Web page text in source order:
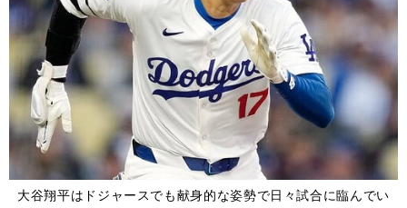
大谷翔平はドジャースでも献身的な姿勢で日々試合に臨んでい